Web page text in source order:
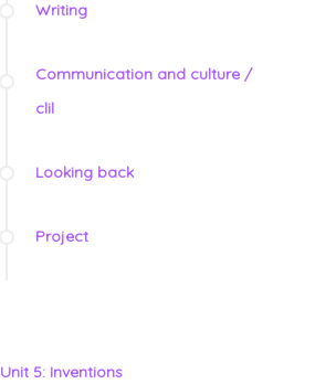
Writing
Communication and culture /
clil
Looking back
Project
Unit 5: Inventions